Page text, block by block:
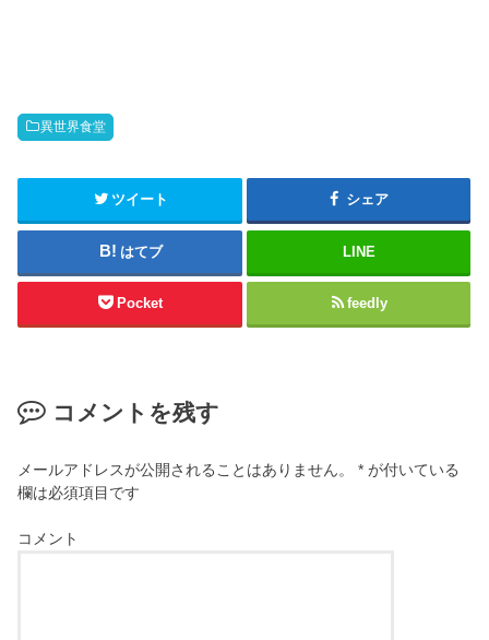
異世界食堂
ツイート シェア
はてブ LINE
Pocket feedly
コメントを残す
メールアドレスが公開されることはありません。 * が付いている
欄は必須項目です
コメント